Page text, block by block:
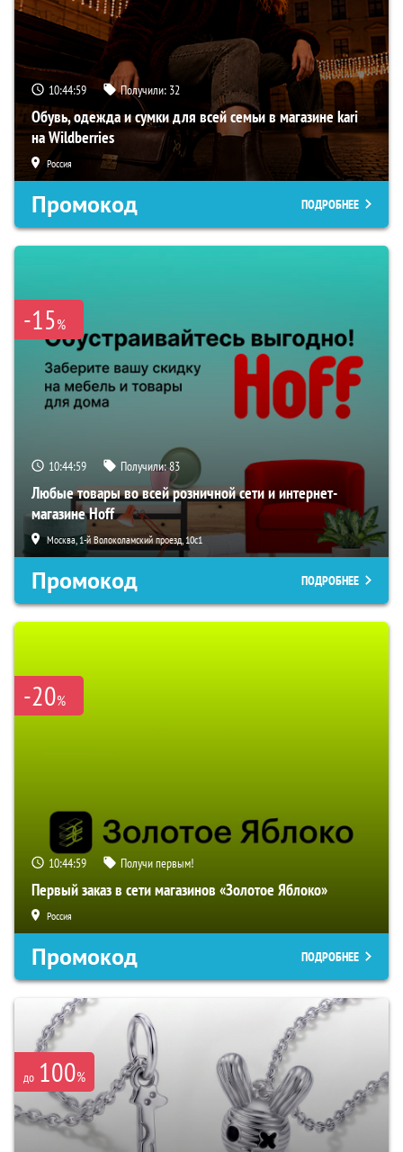
10:44:58 Получили: 32
Обувь, одежда и сумки для всей семьи в магазине kari
на Wildberries
Россия
Промокод ПОДРОБНЕЕ
-15%
10:44:58 Получили:83
Любые товары во всей розничной сети и интернет-
магазине Hoff
Москва, 1-й Волоколамский проезд, 10с1
Промокод ПОДРОБНЕЕ
-20%
10:44:58 Получи первым!
Первый заказ в сети магазинов «Золотое Яблоко»
Россия
Промокод ПОДРОБНЕЕ
до 100%